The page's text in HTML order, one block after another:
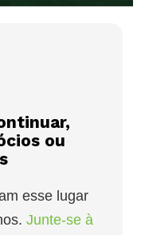
ou
esse lugar
Junte-se à